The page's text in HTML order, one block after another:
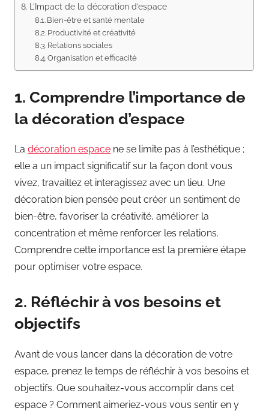
L’Impact de la décoration d’espace
Bien-être et santé mentale
Productivité et créativité
Relations sociales
Organisation et efficacité
1. Comprendre l’importance de
la décoration d’espace
La décoration espace ne se limite pas à l’esthétique ;
elle a un impact significatif sur la façon dont vous
vivez, travaillez et interagissez avec un lieu. Une
décoration bien pensée peut créer un sentiment de
bien-être, favoriser la créativité, améliorer la
concentration et même renforcer les relations.
Comprendre cette importance est la première étape
pour optimiser votre espace.
2. Réfléchir à vos besoins et
objectifs
Avant de vous lancer dans la décoration de votre
espace, prenez le temps de réfléchir à vos besoins et
objectifs. Que souhaitez-vous accomplir dans cet
espace ? Comment aimeriez-vous vous sentir en y